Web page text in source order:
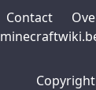
Contact